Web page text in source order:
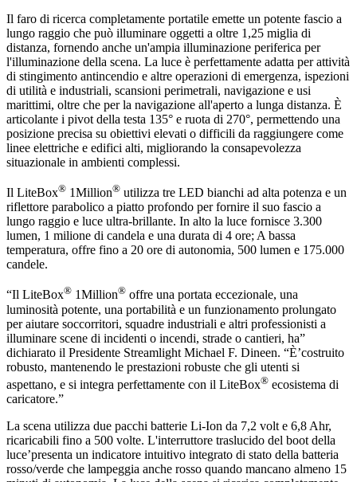
Il faro di ricerca completamente portatile emette un potente fascio a
lungo raggio che può illuminare oggetti a oltre 1,25 miglia di
distanza, fornendo anche un'ampia illuminazione periferica per
l'illuminazione della scena. La luce è perfettamente adatta per attività
di stingimento antincendio e altre operazioni di emergenza, ispezioni
di utilità e industriali, scansioni perimetrali, navigazione e usi
marittimi, oltre che per la navigazione all'aperto a lunga distanza. È
articolante i pivot della testa 135° e ruota di 270°, permettendo una
posizione precisa su obiettivi elevati o difficili da raggiungere come
linee elettriche e edifici alti, migliorando la consapevolezza
situazionale in ambienti complessi.
Il LiteBox® 1Million® utilizza tre LED bianchi ad alta potenza e un
riflettore parabolico a piatto profondo per fornire il suo fascio a
lungo raggio e luce ultra-brillante. In alto la luce fornisce 3.300
lumen, 1 milione di candela e una durata di 4 ore; A bassa
temperatura, offre fino a 20 ore di autonomia, 500 lumen e 175.000
candele.
“Il LiteBox® 1Million® offre una portata eccezionale, una
luminosità potente, una portabilità e un funzionamento prolungato
per aiutare soccorritori, squadre industriali e altri professionisti a
illuminare scene di incidenti o incendi, strade o cantieri, ha”
dichiarato il Presidente Streamlight Michael F. Dineen. “È’costruito
robusto, mantenendo le prestazioni robuste che gli utenti si
aspettano, e si integra perfettamente con il LiteBox® ecosistema di
caricatore.”
La scena utilizza due pacchi batterie Li-Ion da 7,2 volt e 6,8 Ahr,
ricaricabili fino a 500 volte. L'interruttore traslucido del boot della
luce’presenta un indicatore intuitivo integrato di stato della batteria
rosso/verde che lampeggia anche rosso quando mancano almeno 15